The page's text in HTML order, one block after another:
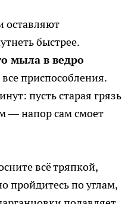
оставляют
быстрее.
мыла в ведро
приспособления.
пусть старая грязь
— напор сам смоет
всё тряпкой,
пройдитесь по углам,